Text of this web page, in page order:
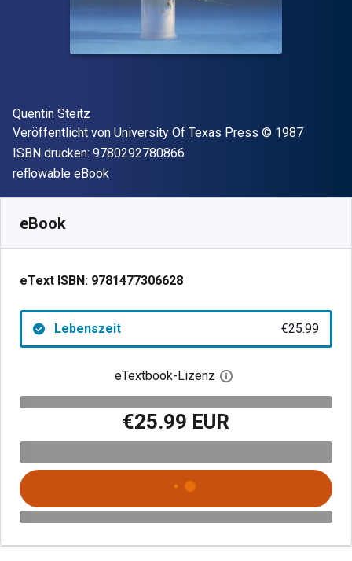
Autor(en)
Quentin Steitz
Verleger
Veröffentlicht von University Of Texas Press Copyright
© 1987
ISBN drucken: 9780292780866
Format
reflowable eBook
eBook
eText ISBN: 9781477306628
Lebenszeit €25.99
eTextbook-Lizenz Digitalen
€25.99 EUR